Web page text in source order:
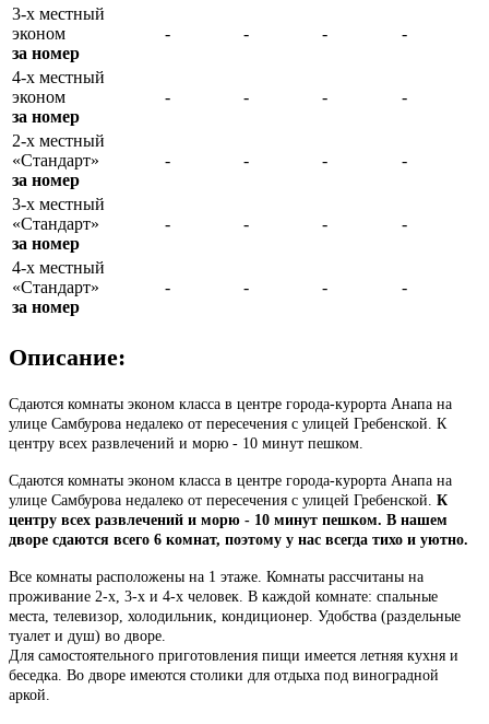
3-х местный
эконом
за номер
- - - -
4-х местный
эконом
за номер
- - - -
2-х местный
«Стандарт»
за номер
- - - -
3-х местный
«Стандарт»
за номер
- - - -
4-х местный
«Стандарт»
за номер
- - - -
Описание:
Сдаются комнаты эконом класса в центре города-курорта Анапа на
улице Самбурова недалеко от пересечения с улицей Гребенской. К
центру всех развлечений и морю - 10 минут пешком.
Сдаются комнаты эконом класса в центре города-курорта Анапа на
улице Самбурова недалеко от пересечения с улицей Гребенской. К
центру всех развлечений и морю - 10 минут пешком. В нашем
дворе сдаются всего 6 комнат, поэтому у нас всегда тихо и уютно.
Все комнаты расположены на 1 этаже. Комнаты рассчитаны на
проживание 2-х, 3-х и 4-х человек. В каждой комнате: спальные
места, телевизор, холодильник, кондиционер. Удобства (раздельные
туалет и душ) во дворе.
Для самостоятельного приготовления пищи имеется летняя кухня и
беседка. Во дворе имеются столики для отдыха под виноградной
аркой.